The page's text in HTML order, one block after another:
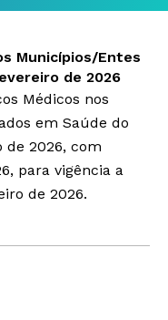
Municípios/Entes
de 2026
Médicos nos
em Saúde do
de 2026, com
para vigência a
de 2026.